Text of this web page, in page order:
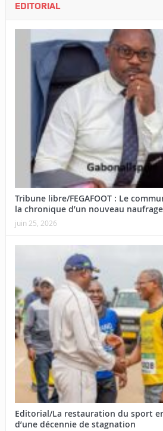
EDITORIAL
Tribune libre/FEGAFOOT : Le
la chronique d’un nouveau
juin 25, 2026
Editorial/La restauration du sport
d’une décennie de stagnation